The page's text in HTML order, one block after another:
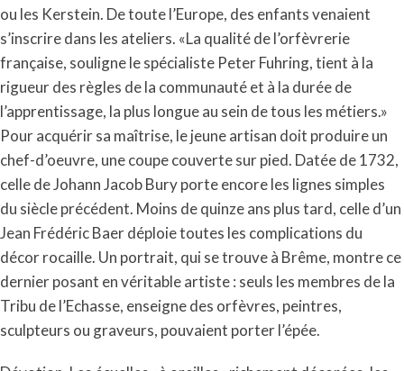
ou les Kerstein. De toute l’Europe, des enfants venaient
s’inscrire dans les ateliers. «La qualité de l’orfèvrerie
française, souligne le spécialiste Peter Fuhring, tient à la
rigueur des règles de la communauté et à la durée de
l’apprentissage, la plus longue au sein de tous les métiers.»
Pour acquérir sa maîtrise, le jeune artisan doit produire un
chef-d’oeuvre, une coupe couverte sur pied. Datée de 1732,
celle de Johann Jacob Bury porte encore les lignes simples
du siècle précédent. Moins de quinze ans plus tard, celle d’un
Jean Frédéric Baer déploie toutes les complications du
décor rocaille. Un portrait, qui se trouve à Brême, montre ce
dernier posant en véritable artiste : seuls les membres de la
Tribu de l’Echasse, enseigne des orfèvres, peintres,
sculpteurs ou graveurs, pouvaient porter l’épée.